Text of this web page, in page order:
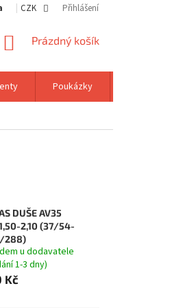
CZK Přihlášení
NÁKUPNÍ
Prázdný košík
Poukázky
DUŠE AV35
2,10 (37/54-
288)
u dodavatele
1-3 dny)
Kč